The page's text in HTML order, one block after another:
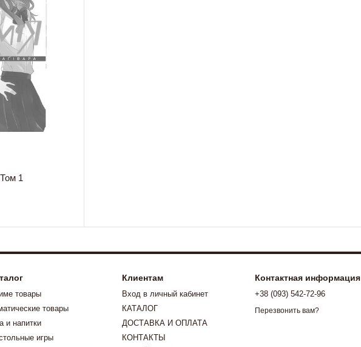
1
товары
товары
и напитки
игры
Клиентам
Вход в личный кабинет
КАТАЛОГ
ДОСТАВКА И ОПЛАТА
КОНТАКТЫ
Контактная информация
+38 (093) 542-72-96
Перезвонить вам?